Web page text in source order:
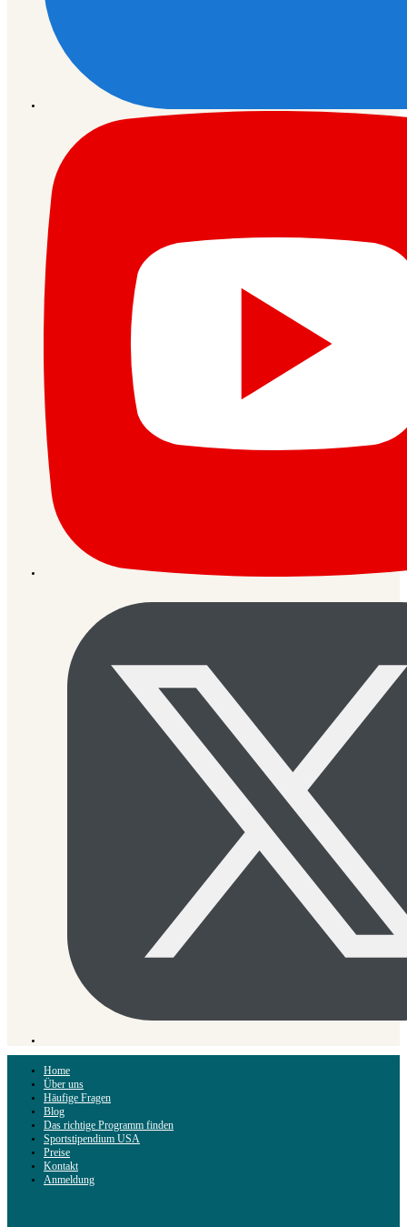
Home
Über uns
Häufige Fragen
Blog
Das richtige Programm finden
Sportstipendium USA
Preise
Kontakt
Anmeldung